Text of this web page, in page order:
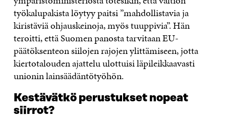
työkalupakista löytyy paitsi ”mahdollistavia ja
kiristäviä ohjauskeinoja, myös tuuppivia”. Hän
teroitti, että Suomen panosta tarvitaan EU-
päätöksenteon siilojen rajojen ylittämiseen, jotta
kiertotalouden ajattelu ulottuisi läpileikkaavasti
unionin lainsäädäntötyöhön.
Kestävätkö perustukset nopeat
siirrot?